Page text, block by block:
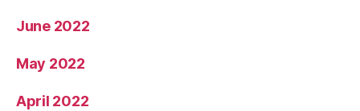
June 2022
May 2022
April 2022